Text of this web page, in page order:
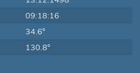
09:18:16
34.6°
130.8°